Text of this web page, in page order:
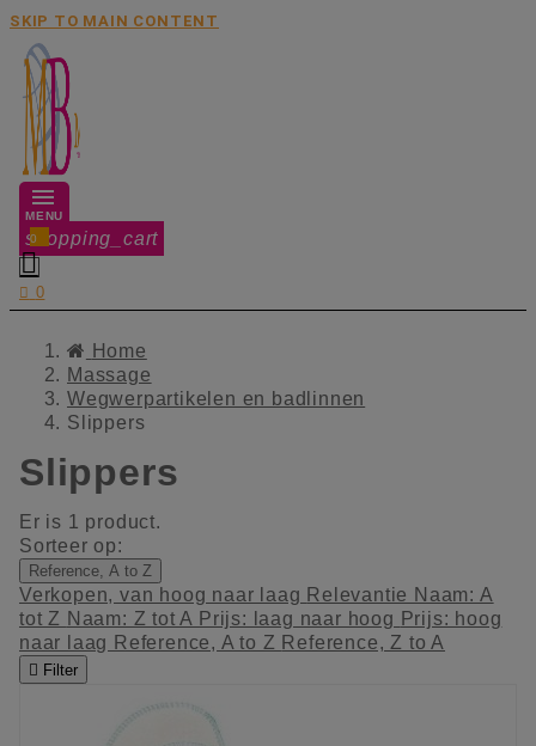
SKIP TO MAIN CONTENT
MENU
shopping_cart
0

 0
Home
Massage
Wegwerpartikelen en badlinnen
Slippers
Slippers
Er is 1 product.
Sorteer op:
Reference, A to Z
Verkopen, van hoog naar laag Relevantie Naam: A
tot Z Naam: Z tot A Prijs: laag naar hoog Prijs: hoog
naar laag Reference, A to Z Reference, Z to A
 Filter